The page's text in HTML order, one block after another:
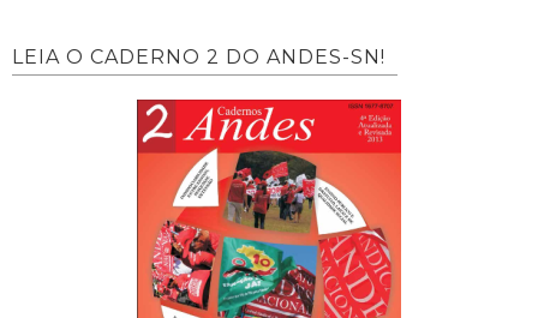
LEIA O CADERNO 2 DO ANDES-SN!